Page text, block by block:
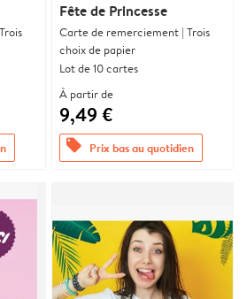
Fête de Princesse
Carte de remerciement | Trois
choix de papier
Lot de 10 cartes
À partir de
9,49 €
offers Prix bas au quotidien